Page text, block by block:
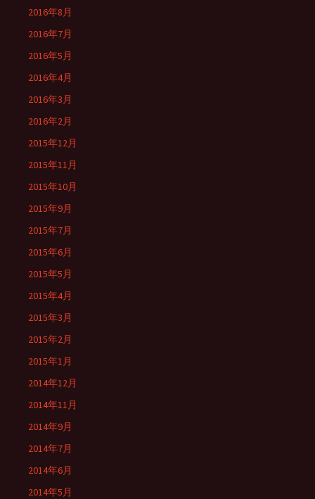
2016年8月
2016年7月
2016年5月
2016年4月
2016年3月
2016年2月
2015年12月
2015年11月
2015年10月
2015年9月
2015年7月
2015年6月
2015年5月
2015年4月
2015年3月
2015年2月
2015年1月
2014年12月
2014年11月
2014年9月
2014年7月
2014年6月
2014年5月